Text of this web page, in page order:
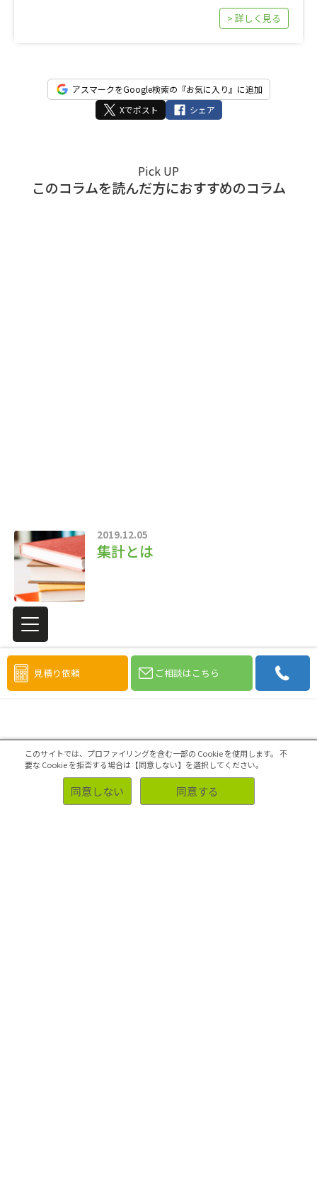
> 詳しく見る
アスマークをGoogle検索の『お気に入り』に追加
Xでポスト
シェア
Pick UP
このコラムを読んだ方におすすめのコラム
2019.12.05
集計とは
見積り依頼 ご相談はこちら
このサイトでは、プロファイリングを含む一部の Cookie を使用します。 不
要な Cookie を拒否する場合は【同意しない】を選択してください。
同意しない 同意する